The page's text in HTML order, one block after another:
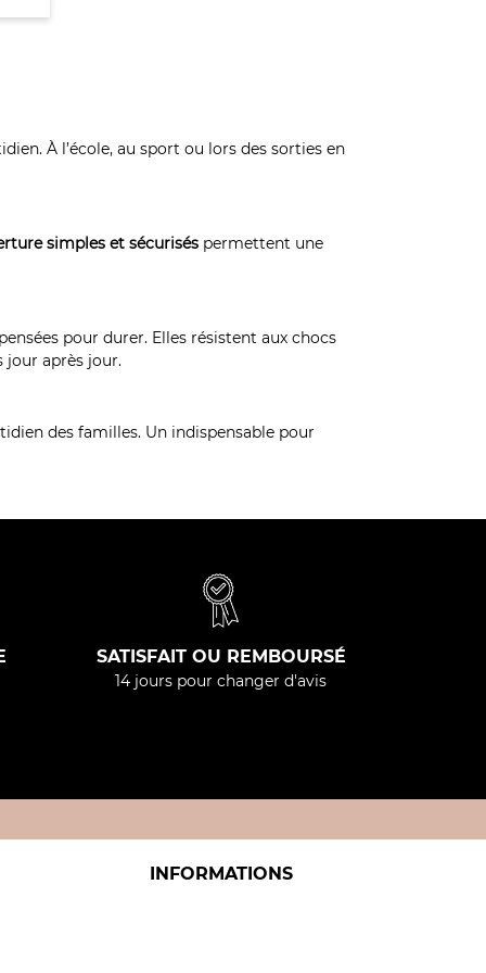
À l’école, au sport ou lors des sorties en
simples et sécurisés permettent une
pour durer. Elles résistent aux chocs
jour après jour.
des familles. Un indispensable pour
SATISFAIT OU REMBOURSÉ
14 jours pour changer d'avis
INFORMATIONS